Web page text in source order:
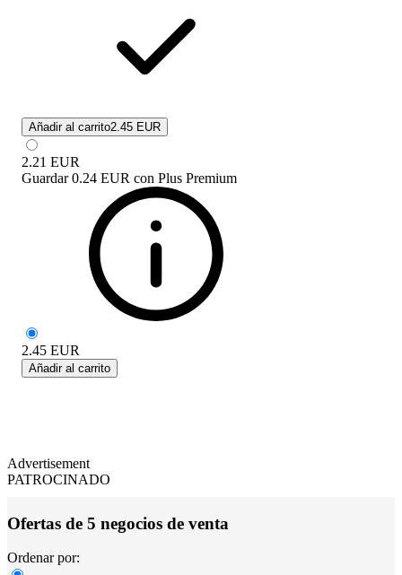
Añadir al carrito2.45 EUR
2.21 EUR
Guardar 0.24 EUR con Plus Premium
2.45 EUR
Añadir al carrito
Advertisement
PATROCINADO
Ofertas de 5 negocios de venta
Ordenar por: